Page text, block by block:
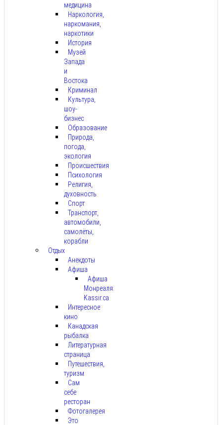
медицина
Наркология,
наркомания,
наркотики
История
Музей
Запада
и
Востока
Криминал
Культура,
шоу-
бизнес
Образование
Природа,
погода,
экология
Происшествия
Психология
Религия,
духовность
Спорт
Транспорт,
автомобили,
самолёты,
корабли
Отдых
Анекдоты
Афиша
Афиша
Монреаля:
Kassir.ca
Интересное
кино
Канадская
рыбалка
Литературная
страница
Путешествия,
туризм
Сам
себе
ресторан
Фотогалерея
Это